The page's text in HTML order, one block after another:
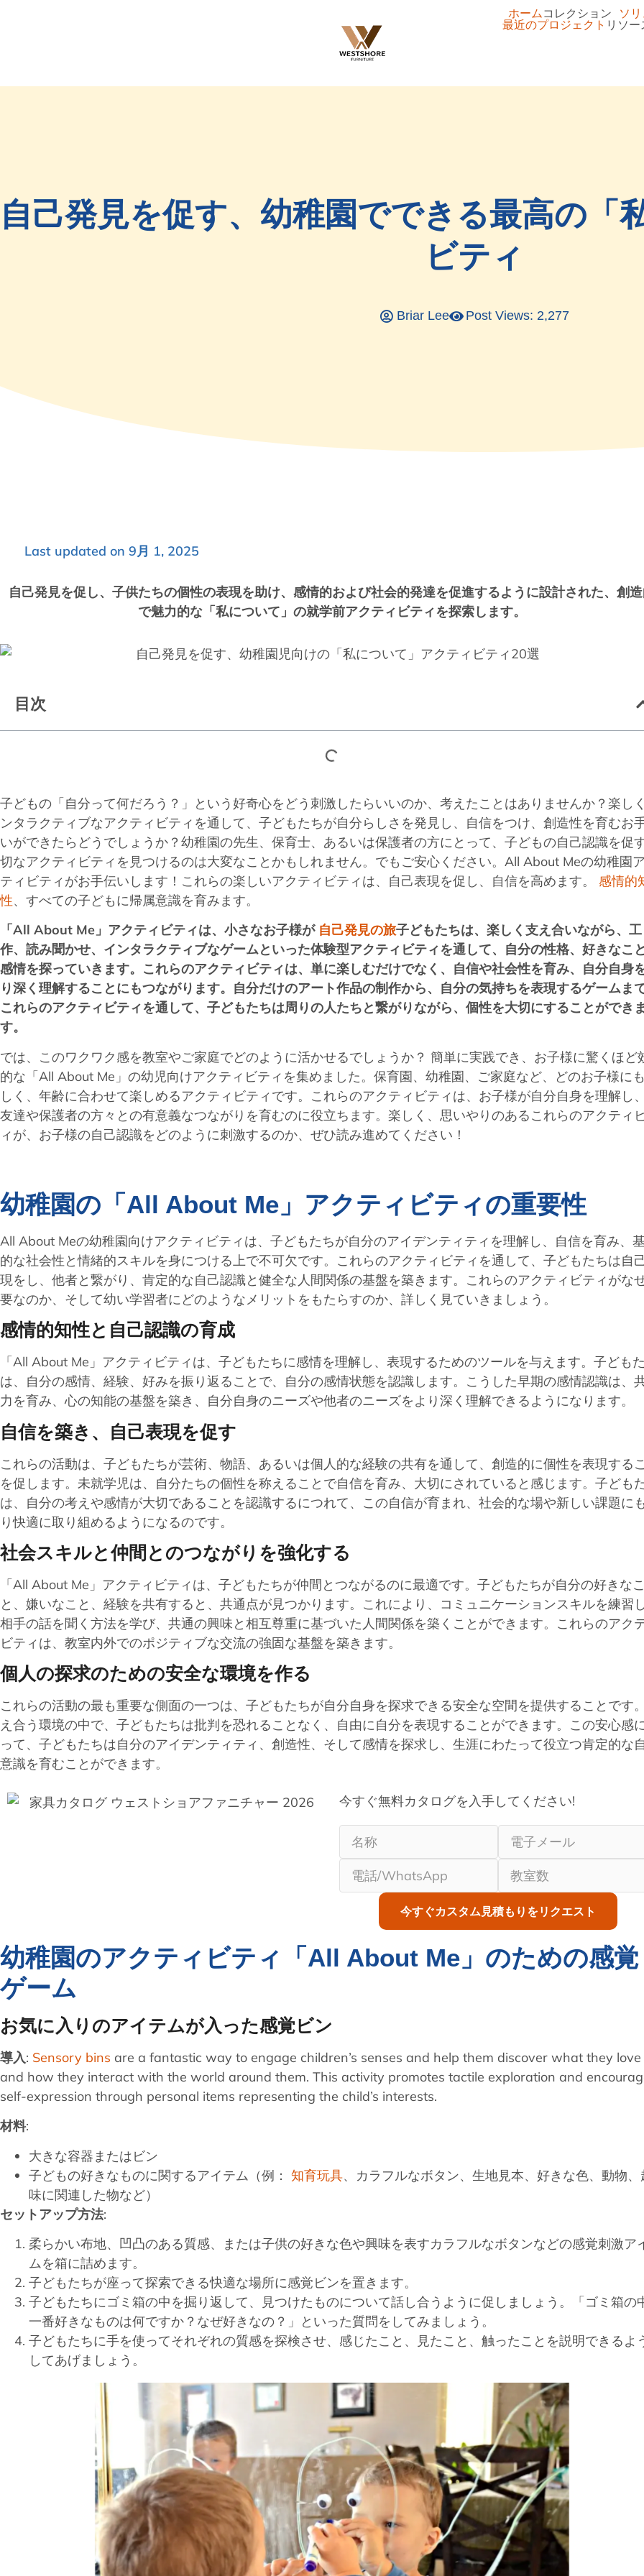
ホームコレクション
ソ
最近のプロジェクト リソー
自己発見を促す、幼稚園でできる最高の「
ビティ
Briar Lee Post Views: 2,277
Last updated on 9月 1, 2025
自己発見を促し、子供たちの個性の表現を助け、感情的および社会的発達を促進するように設計された、創
で魅力的な「私について」の就学前アクティビティを探索します。
目次
子どもの「自分って何だろう？」という好奇心をどう刺激したらいいのか、考えたことはありませんか？楽し
ンタラクティブなアクティビティを通して、子どもたちが自分らしさを発見し、自信をつけ、創造性を育むお
いができたらどうでしょうか？幼稚園の先生、保育士、あるいは保護者の方にとって、子どもの自己認識を促
切なアクティビティを見つけるのは大変なことかもしれません。でもご安心ください。All About Meの幼稚園
ティビティがお手伝いします！これらの楽しいアクティビティは、自己表現を促し、自信を高めます。 感情的
性、すべての子どもに帰属意識を育みます。
「All About Me」アクティビティは、小さなお子様が 自己発見の旅子どもたちは、楽しく支え合いながら、工
作、読み聞かせ、インタラクティブなゲームといった体験型アクティビティを通して、自分の性格、好きなこと
感情を探っていきます。これらのアクティビティは、単に楽しむだけでなく、自信や社会性を育み、自分自身
り深く理解することにもつながります。自分だけのアート作品の制作から、自分の気持ちを表現するゲームまで
これらのアクティビティを通して、子どもたちは周りの人たちと繋がりながら、個性を大切にすることができま
す。
では、このワクワク感を教室やご家庭でどのように活かせるでしょうか？ 簡単に実践でき、お子様に驚くほど
的な「All About Me」の幼児向けアクティビティを集めました。保育園、幼稚園、ご家庭など、どのお子様に
しく、年齢に合わせて楽しめるアクティビティです。これらのアクティビティは、お子様が自分自身を理解し
友達や保護者の方々との有意義なつながりを育むのに役立ちます。楽しく、思いやりのあるこれらのアクティ
ィが、お子様の自己認識をどのように刺激するのか、ぜひ読み進めてください！
幼稚園の「All About Me」アクティビティの重要性
All About Meの幼稚園向けアクティビティは、子どもたちが自分のアイデンティティを理解し、自信を育み、
的な社会性と情緒的スキルを身につける上で不可欠です。これらのアクティビティを通して、子どもたちは自
現をし、他者と繋がり、肯定的な自己認識と健全な人間関係の基盤を築きます。これらのアクティビティがな
要なのか、そして幼い学習者にどのようなメリットをもたらすのか、詳しく見ていきましょう。
感情的知性と自己認識の育成
「All About Me」アクティビティは、子どもたちに感情を理解し、表現するためのツールを与えます。子ども
は、自分の感情、経験、好みを振り返ることで、自分の感情状態を認識します。こうした早期の感情認識は、
力を育み、心の知能の基盤を築き、自分自身のニーズや他者のニーズをより深く理解できるようになります。
自信を築き、自己表現を促す
これらの活動は、子どもたちが芸術、物語、あるいは個人的な経験の共有を通して、創造的に個性を表現する
を促します。未就学児は、自分たちの個性を称えることで自信を育み、大切にされていると感じます。子ども
は、自分の考えや感情が大切であることを認識するにつれて、この自信が育まれ、社会的な場や新しい課題に
り快適に取り組めるようになるのです。
社会スキルと仲間とのつながりを強化する
「All About Me」アクティビティは、子どもたちが仲間とつながるのに最適です。子どもたちが自分の好きなこ
と、嫌いなこと、経験を共有すると、共通点が見つかります。これにより、コミュニケーションスキルを練習し
相手の話を聞く方法を学び、共通の興味と相互尊重に基づいた人間関係を築くことができます。これらのアク
ビティは、教室内外でのポジティブな交流の強固な基盤を築きます。
個人の探求のための安全な環境を作る
これらの活動の最も重要な側面の一つは、子どもたちが自分自身を探求できる安全な空間を提供することです
え合う環境の中で、子どもたちは批判を恐れることなく、自由に自分を表現することができます。この安心感
って、子どもたちは自分のアイデンティティ、創造性、そして感情を探求し、生涯にわたって役立つ肯定的な
意識を育むことができます。
今すぐ無料カタログを入手してください!
今すぐカスタム見積もりをリクエスト
幼稚園のアクティビティ「All About Me」のための感覚
ゲーム
お気に入りのアイテムが入った感覚ビン
導入: Sensory bins are a fantastic way to engage children’s senses and help them discover what they love
and how they interact with the world around them. This activity promotes tactile exploration and
self-expression through personal items representing the child’s interests.
材料:
大きな容器またはビン
子どもの好きなものに関するアイテム（例： 知育玩具、カラフルなボタン、生地見本、好きな色、動物、
味に関連した物など）
セットアップ方法:
柔らかい布地、凹凸のある質感、または子供の好きな色や興味を表すカラフルなボタンなどの感覚刺激ア
ムを箱に詰めます。
子どもたちが座って探索できる快適な場所に感覚ビンを置きます。
子どもたちにゴミ箱の中を掘り返して、見つけたものについて話し合うように促しましょう。「ゴミ箱の
一番好きなものは何ですか？なぜ好きなの？」といった質問をしてみましょう。
子どもたちに手を使ってそれぞれの質感を探検させ、感じたこと、見たこと、触ったことを説明できるよ
してあげましょう。